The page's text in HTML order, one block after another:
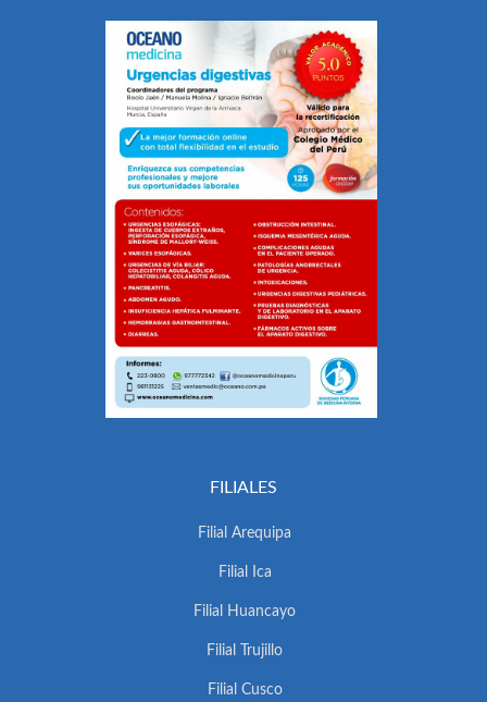
FILIALES
Filial Arequipa
Filial Ica
Filial Huancayo
Filial Trujillo
Filial Cusco